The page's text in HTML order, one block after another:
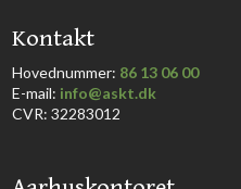
​Kontakt
Hovednummer: 86 13 06 00
​E-mail: info@askt.dk
CVR: 32283012